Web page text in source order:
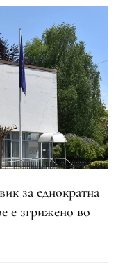
за еднократна
е згрижено во